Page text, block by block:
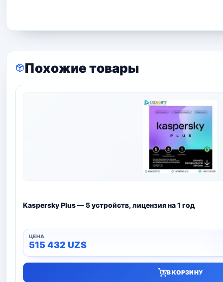
Похожие товары
Kaspersky Plus — 5 устройств, лицензия на 1 год
515 432 UZS
В КОРЗИНУ